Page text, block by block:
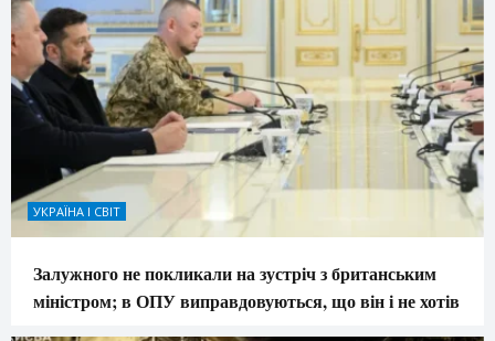
УКРАЇНА І СВІТ
Залужного не покликали на зустріч з британським
міністром; в ОПУ виправдовуються, що він і не хотів